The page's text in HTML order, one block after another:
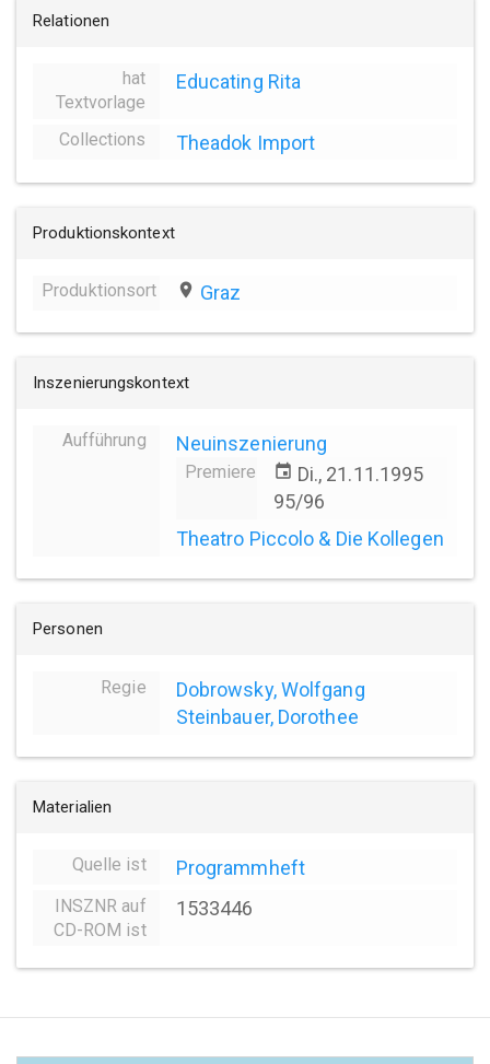
Relationen
hat
Textvorlage
Educating Rita
Collections Theadok Import
Produktionskontext
Produktionsort place Graz
Inszenierungskontext
Aufführung Neuinszenierung
Premiere event Di., 21.11.1995
95/96
Theatro Piccolo & Die Kollegen
Personen
Regie
Dobrowsky, Wolfgang
Steinbauer, Dorothee
Materialien
Quelle ist Programmheft
INSZNR auf
CD-ROM ist
1533446